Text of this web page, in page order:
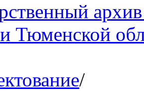
Тюменской
/